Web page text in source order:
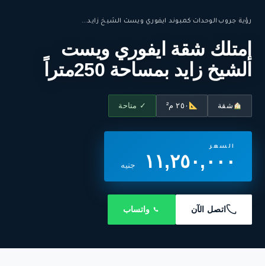
رؤية جروب·الوحدات·كمبوند ايفوري ويست الشيخ زايد...
إمتلك شقة ايفوري ويست
الشيخ زايد بمساحة 250متراً
شقة ٢٥٠ م² ✓ متاحة
السعر
١١,٢٥٠,٠٠٠ جنيه
اتصل الآن واتساب